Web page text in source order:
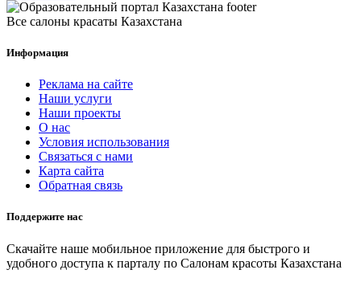
Все салоны красаты Казахстана
Информация
Реклама на сайте
Наши услуги
Наши проекты
О нас
Условия использования
Связаться с нами
Карта сайта
Обратная связь
Поддержите нас
Скачайте наше мобильное приложение для быстрого и
удобного доступа к парталу по Салонам красоты Казахстана